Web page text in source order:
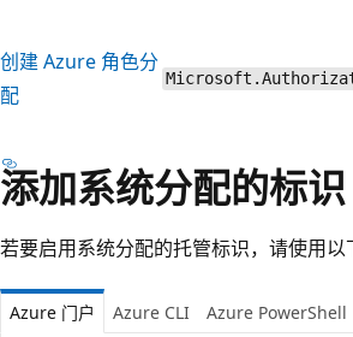
创建 Azure 角色分
配
添加系统分配的标识
若要启用系统分配的托管标识，请使用以
Azure 门户 Azure CLI Azure PowerShell